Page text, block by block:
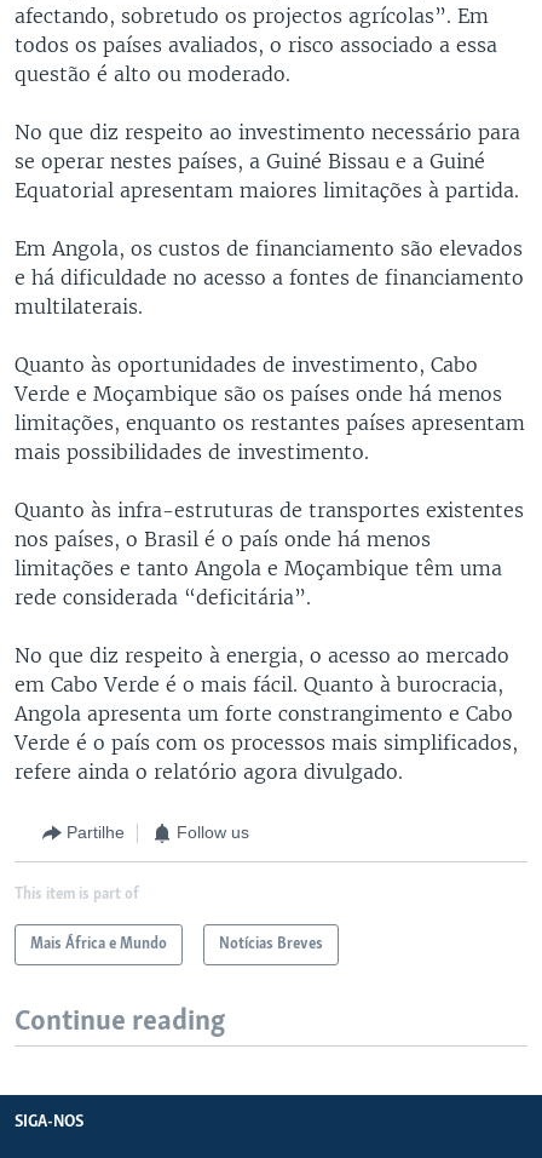
afectando, sobretudo os projectos agrícolas”. Em
todos os países avaliados, o risco associado a essa
questão é alto ou moderado.
No que diz respeito ao investimento necessário para
se operar nestes países, a Guiné Bissau e a Guiné
Equatorial apresentam maiores limitações à partida.
Em Angola, os custos de financiamento são elevados
e há dificuldade no acesso a fontes de financiamento
multilaterais.
Quanto às oportunidades de investimento, Cabo
Verde e Moçambique são os países onde há menos
limitações, enquanto os restantes países apresentam
mais possibilidades de investimento.
Quanto às infra-estruturas de transportes existentes
nos países, o Brasil é o país onde há menos
limitações e tanto Angola e Moçambique têm uma
rede considerada “deficitária”.
No que diz respeito à energia, o acesso ao mercado
em Cabo Verde é o mais fácil. Quanto à burocracia,
Angola apresenta um forte constrangimento e Cabo
Verde é o país com os processos mais simplificados,
refere ainda o relatório agora divulgado.
Partilhe Follow us
This item is part of
Mais África e Mundo Notícias Breves
Continue reading
SIGA-NOS